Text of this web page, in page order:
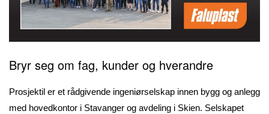
Bryr seg om fag, kunder og hverandre
Prosjektil er et rådgivende ingeniørselskap innen bygg og anlegg
med hovedkontor i Stavanger og avdeling i Skien. Selskapet